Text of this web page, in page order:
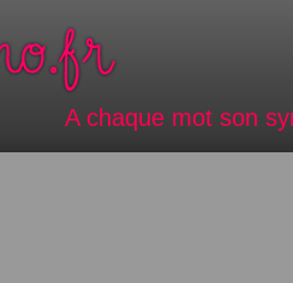
A chaque mot son